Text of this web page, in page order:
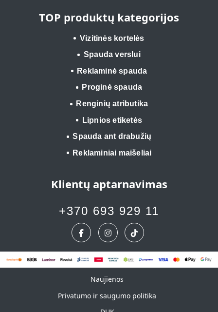
TOP produktų kategorijos
Vizitinės kortelės
Spauda verslui
Reklaminė spauda
Proginė spauda
Renginių atributika
Lipnios etiketės
Spauda ant drabužių
Reklaminiai maišeliai
Klientų aptarnavimas
+370 693 929 11
Naujienos
Naujienos
Privatumo ir saugumo politika